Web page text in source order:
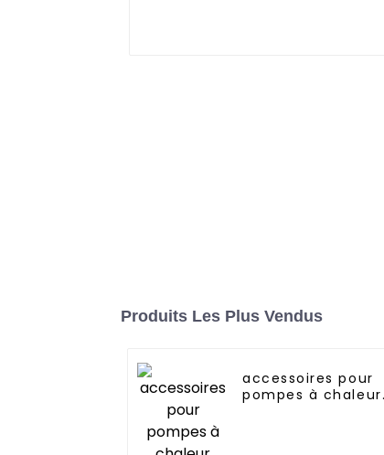
Produits Les Plus Vendus
accessoires pour
pompes à chaleur